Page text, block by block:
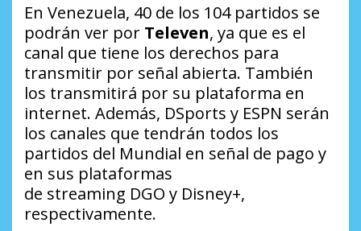
En Venezuela, 40 de los 104 partidos se
podrán ver por Televen, ya que es el
canal que tiene los derechos para
transmitir por señal abierta. También
los transmitirá por su plataforma en
internet. Además, DSports y ESPN serán
los canales que tendrán todos los
partidos del Mundial en señal de pago y
en sus plataformas
de streaming DGO y Disney+,
respectivamente.